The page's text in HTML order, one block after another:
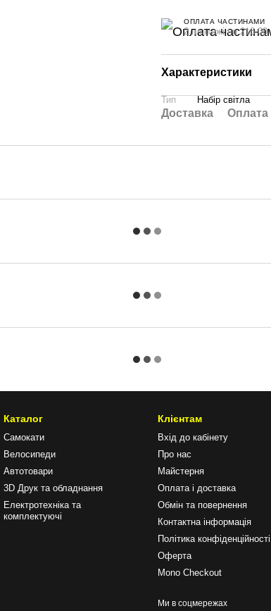
ОПЛАТА ЧАСТИНАМИ
2 платежі по 216.00
Характеристики
Тип Набір світла
Доставка Оплата
Каталог
Самокати
Велосипеди
Автотовари
3D Друк та обладнання
Електротехніка та
комплектуючі
Клієнтам
Вхід до кабінету
Про нас
Майстерня
Оплата і доставка
Обмін та повернення
Контактна інформація
Політика конфіденційності
Оферта
Mono Checkout
Ми в соцмережах